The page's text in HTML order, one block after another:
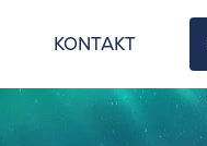
KONTAKT